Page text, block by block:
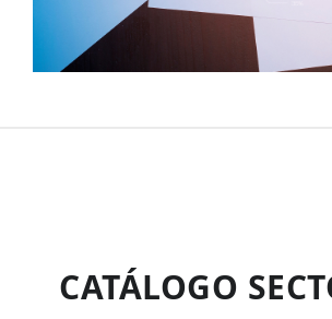
CATÁLOGO